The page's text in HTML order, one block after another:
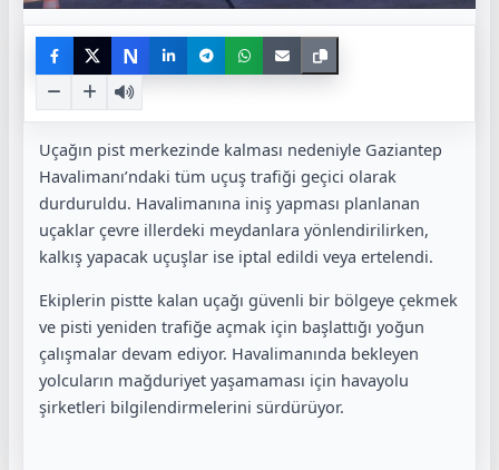
N
Uçağın pist merkezinde kalması nedeniyle Gaziantep
Havalimanı’ndaki tüm uçuş trafiği geçici olarak
durduruldu. Havalimanına iniş yapması planlanan
uçaklar çevre illerdeki meydanlara yönlendirilirken,
kalkış yapacak uçuşlar ise iptal edildi veya ertelendi.
Ekiplerin pistte kalan uçağı güvenli bir bölgeye çekmek
ve pisti yeniden trafiğe açmak için başlattığı yoğun
çalışmalar devam ediyor. Havalimanında bekleyen
yolcuların mağduriyet yaşamaması için havayolu
şirketleri bilgilendirmelerini sürdürüyor.